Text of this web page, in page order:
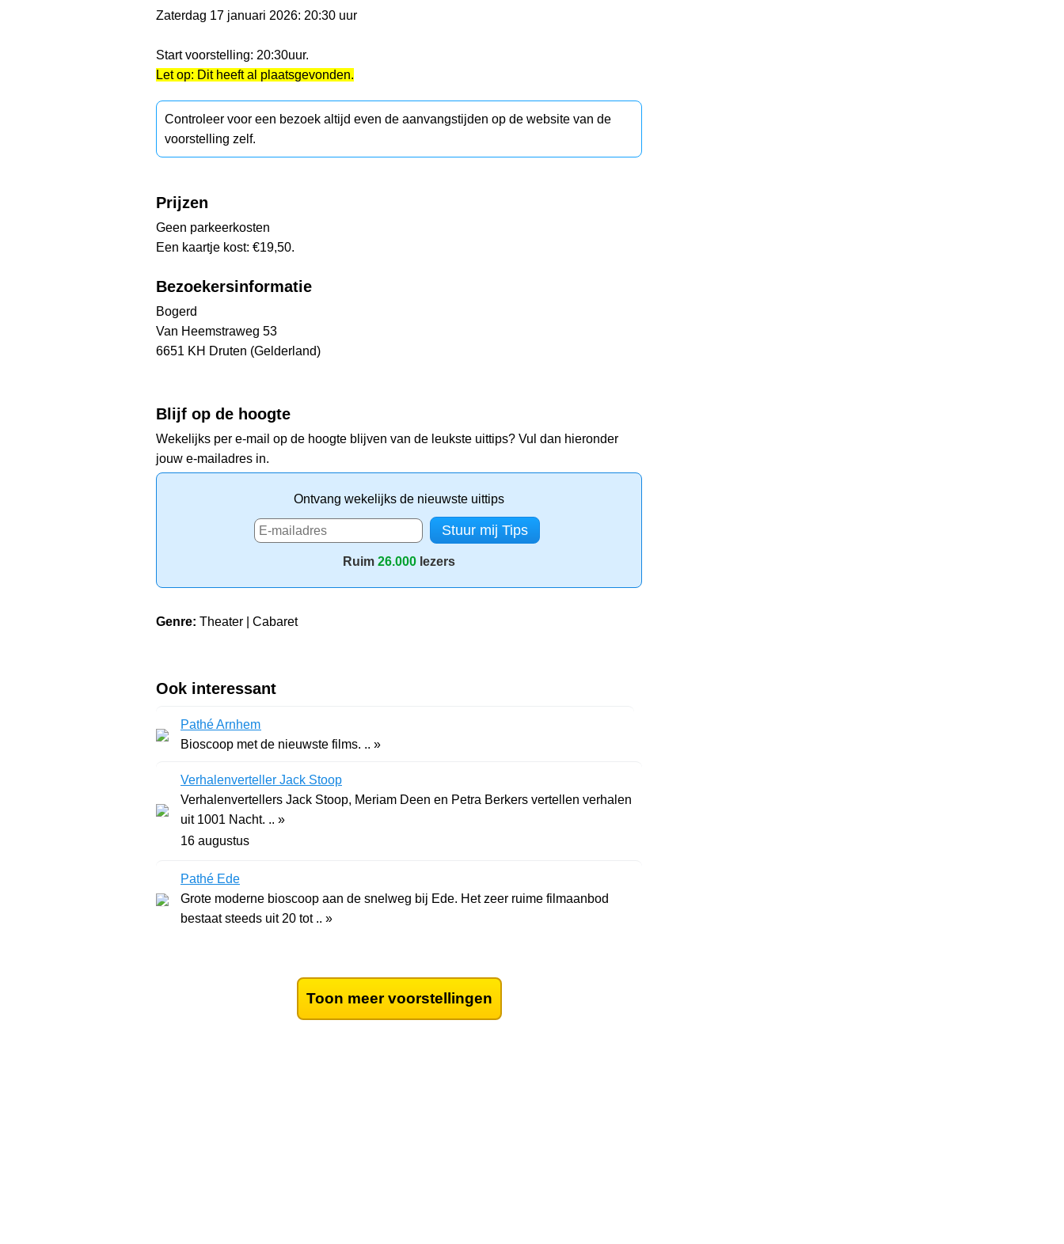
Zaterdag 17 januari 2026: 20:30 uur
Start voorstelling: 20:30uur.
Let op: Dit heeft al plaatsgevonden.
Controleer voor een bezoek altijd even de aanvangstijden op de website van de
voorstelling zelf.
Prijzen
Geen parkeerkosten
Een kaartje kost: €19,50.
Bezoekersinformatie
Bogerd
Van Heemstraweg 53
6651 KH Druten (Gelderland)
Blijf op de hoogte
Wekelijks per e-mail op de hoogte blijven van de leukste uittips? Vul dan hieronder
jouw e-mailadres in.
Ontvang wekelijks de nieuwste uittips
Ruim 26.000 lezers
Genre: Theater | Cabaret
Ook interessant
Pathé Arnhem
Bioscoop met de nieuwste films. .. »
Verhalenverteller Jack Stoop
Verhalenvertellers Jack Stoop, Meriam Deen en Petra Berkers vertellen verhalen
uit 1001 Nacht. .. »
16 augustus
Pathé Ede
Grote moderne bioscoop aan de snelweg bij Ede. Het zeer ruime filmaanbod
bestaat steeds uit 20 tot .. »
Toon meer voorstellingen